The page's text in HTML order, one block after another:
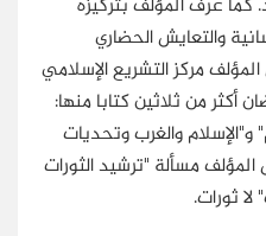
عرف المؤلف بتركيزه
والتعايش الحضاري
مركز التشريع الإسلامي
أكثر من ثلاثين كتابا منها:
والغرب وتحديات
المؤلف مسألة "ترشيد الثورات
ثورات.